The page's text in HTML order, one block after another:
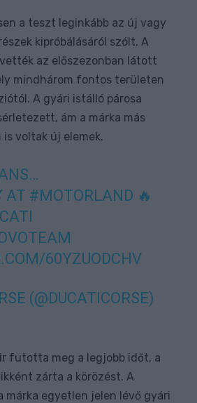
a teszt leginkább az új vagy
kipróbálásáról szólt. A
az előszezonban látott
mindhárom fontos területen
A gyári istálló párosa
ám a márka más
voltak új elemek.
AT #MOTORLAND 🔥
60YZUODCHV
(@DUCATICORSE)
futotta meg a legjobb időt, a
zárta a körözést. A
márka egyetlen jelen lévő gyári